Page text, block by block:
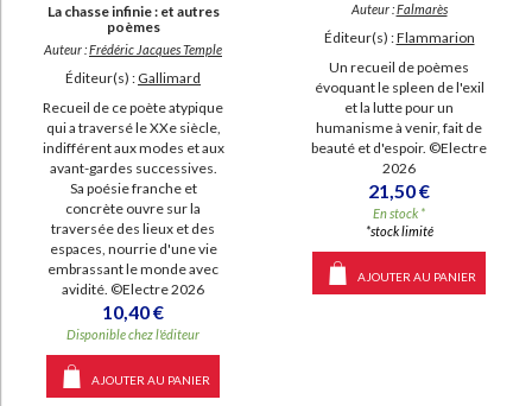
La chasse infinie : et autres
poèmes
Auteur :Frédéric Jacques Temple
Éditeur(s) : Gallimard
Recueil de ce poète atypique
qui a traversé le XXe siècle,
indifférent aux modes et aux
avant-gardes successives.
Sa poésie franche et
concrète ouvre sur la
traversée des lieux et des
espaces, nourrie d'une vie
embrassant le monde avec
avidité. ©Electre 2026
10,40 €
Disponible chez l'éditeur
AJOUTER AU PANIER
Auteur :Falmarès
Éditeur(s) :Flammarion
Un recueil de poèmes
évoquant le spleen de l'exil
et la lutte pour un
humanisme à venir, fait de
beauté et d'espoir. ©Electre
2026
21,50 €
En stock *
*stock limité
AJOUTER AU PANIER